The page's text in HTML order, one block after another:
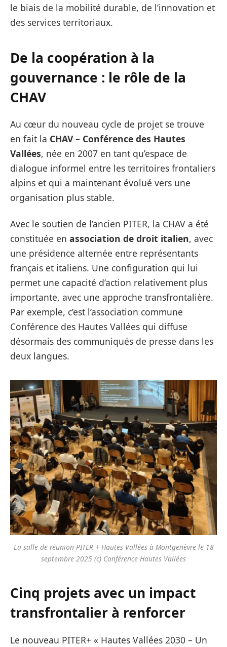
le biais de la mobilité durable, de l’innovation et
des services territoriaux.
De la coopération à la
gouvernance : le rôle de la
CHAV
Au cœur du nouveau cycle de projet se trouve
en fait la CHAV – Conférence des Hautes
Vallées, née en 2007 en tant qu’espace de
dialogue informel entre les territoires frontaliers
alpins et qui a maintenant évolué vers une
organisation plus stable.
Avec le soutien de l’ancien PITER, la CHAV a été
constituée en association de droit italien, avec
une présidence alternée entre représentants
français et italiens. Une configuration qui lui
permet une capacité d’action relativement plus
importante, avec une approche transfrontalière.
Par exemple, c’est l’association commune
Conférence des Hautes Vallées qui diffuse
désormais des communiqués de presse dans les
deux langues.
La salle de réunion PITER + Hautes Vallées à Montgenèvre le 18
septembre 2025 (c) Conférence Hautes Vallées
Cinq projets avec un impact
transfrontalier à renforcer
Le nouveau PITER+ « Hautes Vallées 2030 – Un